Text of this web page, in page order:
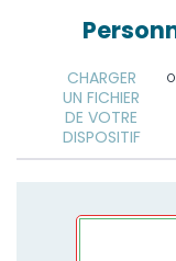
CHARGER
UN FICHIER
DE VOTRE
DISPOSITIF